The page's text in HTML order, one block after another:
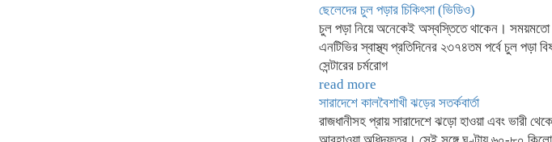
ছেলেদের চুল পড়ার চিকিৎসা (ভিডিও)
চুল পড়া নিয়ে অনেকেই অস্বস্তিতে থাকেন। সময়মতো
এনটিভির স্বাস্থ্য প্রতিদিনের ২৩৭৪তম পর্বে চুল পড়া
সেন্টারের চর্মরোগ
read more
সারাদেশে কালবৈশাখী ঝড়ের সতর্কবার্তা
রাজধানীসহ প্রায় সারাদেশে ঝড়ো হাওয়া এবং ভারী